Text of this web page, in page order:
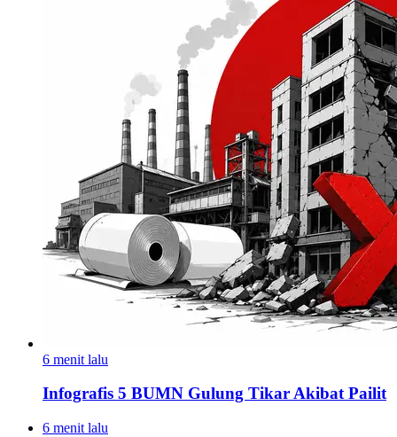
6 menit lalu
Infografis 5 BUMN Gulung Tikar Akibat Pailit
6 menit lalu